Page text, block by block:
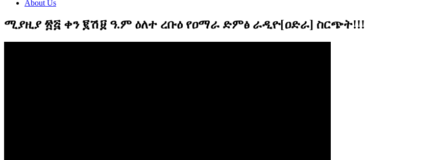
About Us
ሚያዚያ ፳፭ ቀን ፪ሽ፱ ዓ.ም ዕለተ ረቡዕ የዐማራ ድምፅ ራዲዮ[ዐድራ] ስርጭት!!!